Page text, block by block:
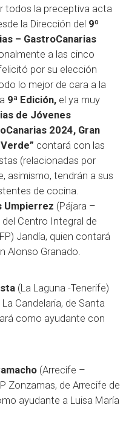
todos la preceptiva acta
la Dirección del 9º
– GastroCanarias
a las cinco
por su elección
lo mejor de cara a la
9ª Edición, el ya muy
de Jóvenes
2024, Gran
contará con las
(relacionadas por
asimismo, tendrán a sus
de cocina.
Umpierrez (Pájara –
Centro Integral de
Jandía, quien contará
Alonso Granado.
(La Laguna -Tenerife)
Candelaria, de Santa
como ayudante con
(Arrecife –
Zonzamas, de Arrecife de
ayudante a Luisa María